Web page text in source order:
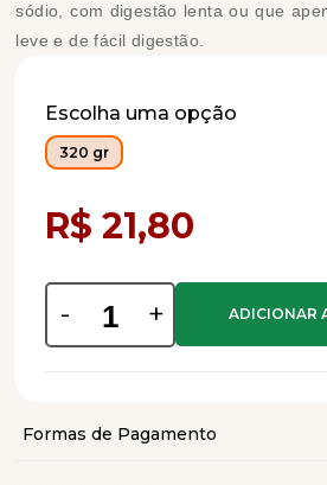
sódio, com digestão lenta ou que
leve e de fácil digestão.
Escolha uma opção
320 gr
R$ 21,80
- +